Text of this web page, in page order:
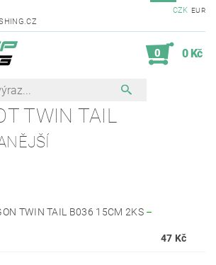
CZK EUR
0 0 Kč
TWIN TAIL
TWIN TAIL B036 15CM 2KS –
47 Kč